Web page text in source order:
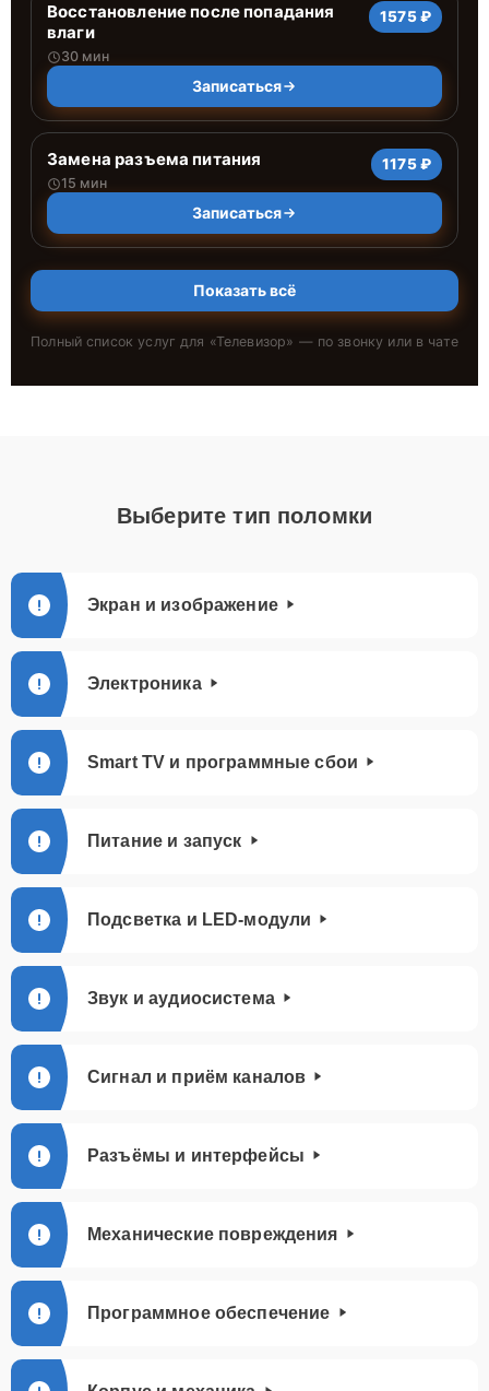
Восстановление после попадания
влаги
30 мин
1575 ₽
Записаться
Замена разъема питания
15 мин
1175 ₽
Записаться
Показать всё
Полный список услуг для «Телевизор» — по звонку или в чате
Выберите тип поломки
Экран и изображение
Электроника
Smart TV и программные сбои
Питание и запуск
Подсветка и LED-модули
Звук и аудиосистема
Сигнал и приём каналов
Разъёмы и интерфейсы
Механические повреждения
Программное обеспечение